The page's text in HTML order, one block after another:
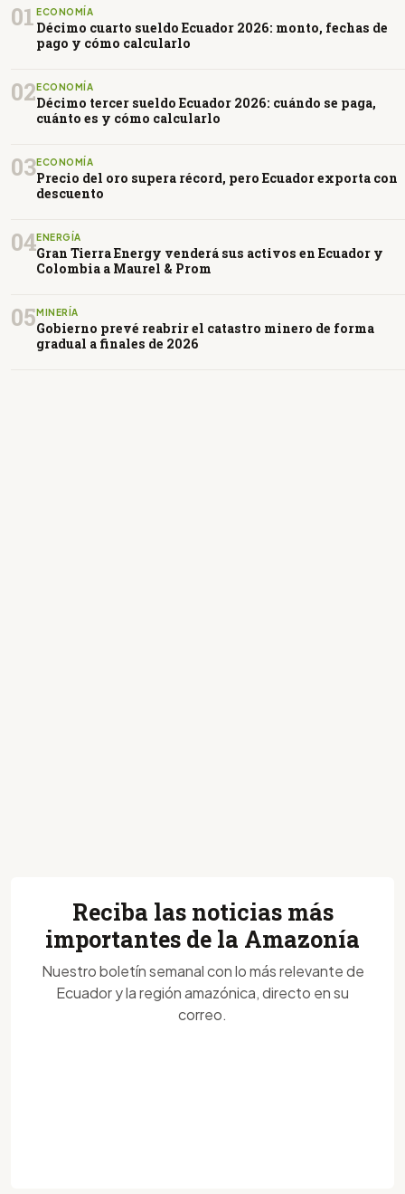
01 ECONOMÍA
Décimo cuarto sueldo Ecuador 2026: monto, fechas de
pago y cómo calcularlo
02 ECONOMÍA
Décimo tercer sueldo Ecuador 2026: cuándo se paga,
cuánto es y cómo calcularlo
03ECONOMÍA
Precio del oro supera récord, pero Ecuador exporta con
descuento
04ENERGÍA
Gran Tierra Energy venderá sus activos en Ecuador y
Colombia a Maurel & Prom
05 MINERÍA
Gobierno prevé reabrir el catastro minero de forma
gradual a finales de 2026
Reciba las noticias más
importantes de la Amazonía
Nuestro boletín semanal con lo más relevante de
Ecuador y la región amazónica, directo en su
correo.